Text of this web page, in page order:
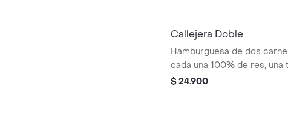
Callejera Doble
Hamburguesa de dos
cada una 100% de res, una
queso tipo mozzarella,
$ 24.900